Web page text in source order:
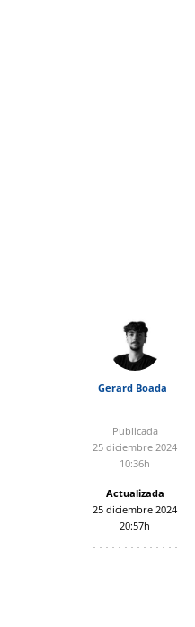
Gerard Boada
Publicada
25 diciembre 2024
10:36h
Actualizada
25 diciembre 2024
20:57h